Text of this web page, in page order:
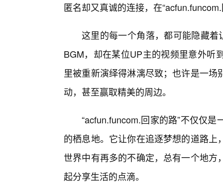
匿名却又真诚的连接，在
这里的每一个角落，都可能隐藏着
BGM，却在某位UP主的视频里意外听
里被重新演绎得淋漓尽致；也许是一
动，甚至赢取精美的周边。
“acfun.funcom.回家的路”不仅仅
的栖息地。它让你在追逐梦想的道路
世界中有再多的不确定，总有一个地
起分享生活的点滴。